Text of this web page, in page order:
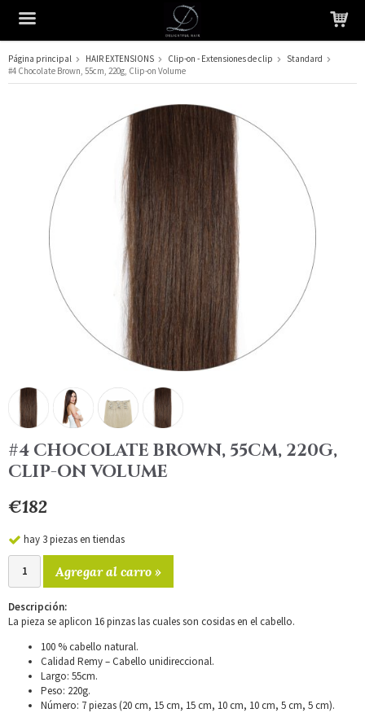
El producto ha sido añadido a su carrito
Página principal HAIR EXTENSIONS Clip-on - Extensiones de clip
Standard
#4 Chocolate Brown, 55cm, 220g, Clip-on Volume
#4 CHOCOLATE BROWN, 55CM, 220G,
CLIP-ON VOLUME
€182
hay 3 piezas en tiendas
Agregar al carro »
Descripción:
La pieza se aplicon 16 pinzas las cuales son cosidas en el cabello.
100 % cabello natural.
Calidad Remy – Cabello unidireccional.
Largo: 55cm.
Peso: 220g.
Número: 7 piezas (20 cm, 15 cm, 15 cm, 10 cm, 10 cm, 5 cm, 5 cm).